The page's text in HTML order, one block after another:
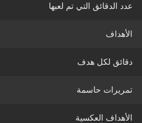
عدد الدقائق التي تم لعبها
الأهداف
دقائق لكل هدف
تمريرات حاسمة
الأهداف العكسية